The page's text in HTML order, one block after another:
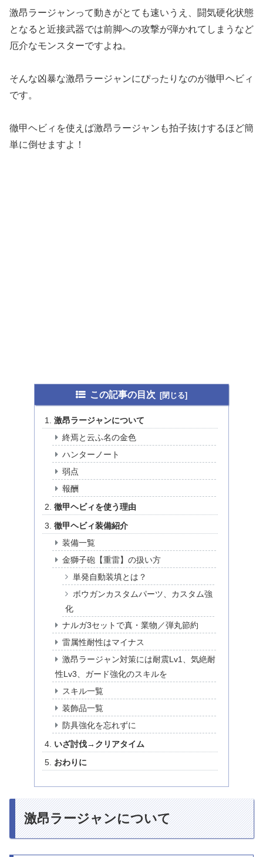
激昂ラージャンって動きがとても速いうえ、闘気硬化状態
となると近接武器では前脚への攻撃が弾かれてしまうなど
厄介なモンスターですよね。
そんな凶暴な激昂ラージャンにぴったりなのが徹甲ヘビィ
です。
徹甲ヘビィを使えば激昂ラージャンも拍子抜けするほど簡
単に倒せますよ！
この記事の目次
激昂ラージャンについて
終焉と云ふ名の金色
ハンターノート
弱点
報酬
徹甲ヘビィを使う理由
徹甲ヘビィ装備紹介
装備一覧
金獅子砲【重雷】の扱い方
単発自動装填とは？
ボウガンカスタムパーツ、カスタム強
化
ナルガ3セットで真・業物／弾丸節約
雷属性耐性はマイナス
激昂ラージャン対策には耐震Lv1、気絶耐
性Lv3、ガード強化のスキルを
スキル一覧
装飾品一覧
防具強化を忘れずに
いざ討伐→クリアタイム
おわりに
激昂ラージャンについて